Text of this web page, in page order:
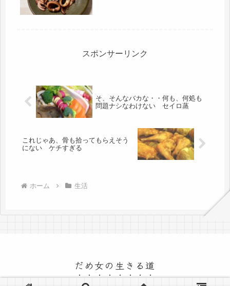
スポンサーリンク
そ、そんなバカな・・何も、何処も
問題ナシなわけない セイロ蒸
これじゃあ、骨も拾ってもらえそう
にない ケチすぎる
ホーム 生活
だめ女の生きる道